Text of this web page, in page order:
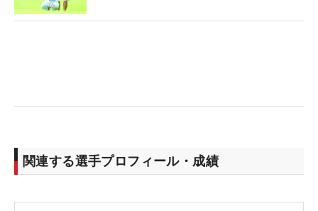
関連する選手プロフィール・成績